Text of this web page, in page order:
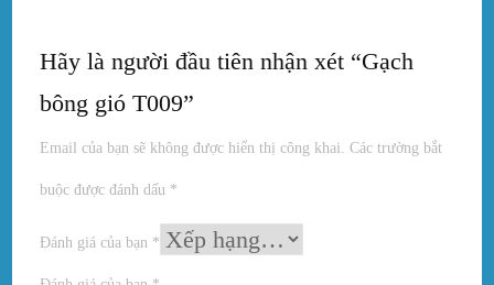
Hãy là người đầu tiên nhận xét “Gạch
bông gió T009”
Email của bạn sẽ không được hiển thị công khai. Các trường bắt
buộc được đánh dấu *
Đánh giá của bạn *